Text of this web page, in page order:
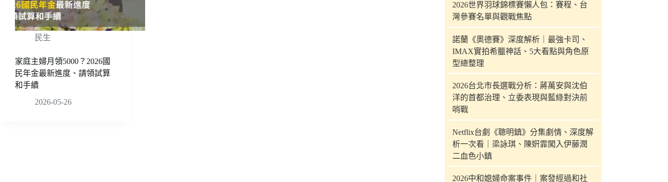
民生
家庭主婦月領5000？2026國
民年金最新進度、請領試算
和手續
2026-05-26
果
2026世界羽球錦標賽懶人包：賽程、台
灣參賽名單與觀戰焦點
諾蘭《奧德賽》深度解析｜最強卡司、
IMAX實拍希臘神話、5大看點與角色原
型總整理
2026台北市長選戰分析：蔣萬安與沈伯
洋的首都治理、立委表現與藍綠對決前
哨戰
Netflix台劇《聰明鎮》分集劇情、深度解
析一次看｜梁詠琪、陳姸霏闖入伊藤潤
二血色小鎮
2026中和媳婦命案事件｜案發經過和社